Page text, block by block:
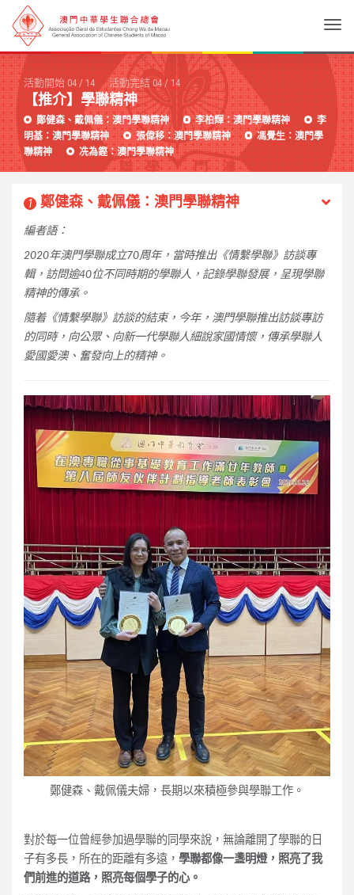
活動開始 04/14 活動完結 04/14
【推介】學聯精神
鄭健森、戴佩儀：澳門學聯精神 李柏輝：澳門學聯精神
李
明基：澳門學聯精神
張偉移：澳門學聯精神
馮覺生：澳門學
聯精神
冼為鏗：澳門學聯精神
1 鄭健森、戴佩儀：澳門學聯精神
編者語：
2020年澳門學聯成立70周年，當時推出《情繫學聯》訪談專
輯，訪問逾40位不同時期的學聯人，記錄學聯發展，呈現學聯
精神的傳承。
隨着《情繫學聯》訪談的結束，今年，澳門學聯推出訪談專訪
的同時，向公眾、向新一代學聯人細說家國情懷，傳承學聯人
愛國愛澳、奮發向上的精神。
鄭健森、戴佩儀夫婦，長期以來積極參與學聯工作。
對於每一位曾經參加過學聯的同學來說，無論離開了學聯的日
子有多長，所在的距離有多遠， 學聯都像一盞明燈，照亮了我
們前進的道路，照亮每個學子的心。